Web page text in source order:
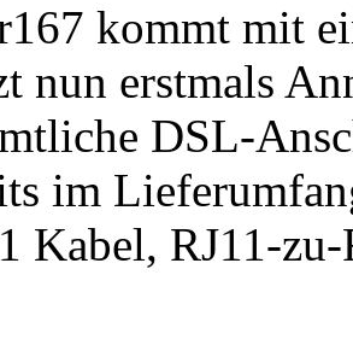
kommt mit
nun erstmals
DSL-
im
Kabel, RJ11-